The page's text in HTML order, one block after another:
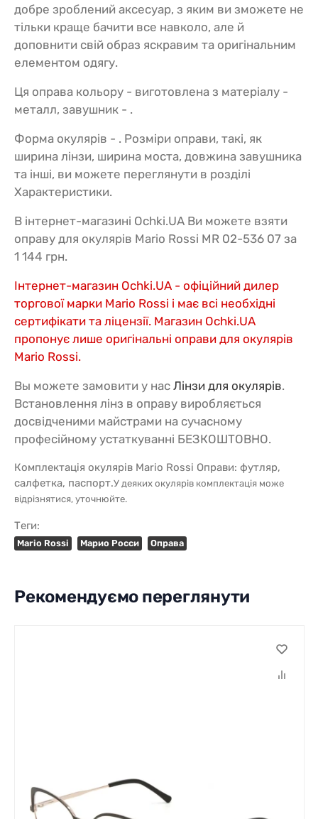
добре зроблений аксесуар, з яким ви зможете не
тільки краще бачити все навколо, але й
доповнити свій образ яскравим та оригінальним
елементом одягу.
Ця оправа кольору - виготовлена з матеріалу -
металл, завушник - .
Форма окулярів - . Розміри оправи, такі, як
ширина лінзи, ширина моста, довжина завушника
та інші, ви можете переглянути в розділі
Характеристики.
В інтернет-магазині Ochki.UA Ви можете взяти
оправу для окулярів Mario Rossi MR 02-536 07 за
1 144 грн.
Інтернет-магазин Ochki.UA - офіційний дилер
торгової марки Mario Rossi і має всі необхідні
сертифікати та ліцензії. Магазин Ochki.UA
пропонує лише оригінальні оправи для окулярів
Mario Rossi.
Вы можете замовити у нас Лінзи для окулярів.
Встановлення лінз в оправу виробляється
досвідченими майстрами на сучасному
професійному устаткуванні БЕЗКОШТОВНО.
Комплектація окулярів Mario Rossi Оправи: футляр,
салфетка, паспорт.У деяких окулярів комплектація може
відрізнятися, уточнюйте.
Теги:
Mario Rossi Марио Росси Оправа
Рекомендуємо переглянути